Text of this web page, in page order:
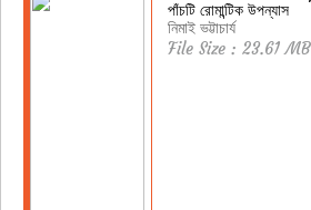
পাঁচটি রোমান্টিক উপন্যাস
নিমাই ভট্টাচার্য
File Size : 23.61 MB